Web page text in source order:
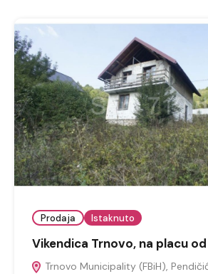
Prodaja Istaknuto
Vikendica Trnovo, na placu
Trnovo Municipality (FBiH),